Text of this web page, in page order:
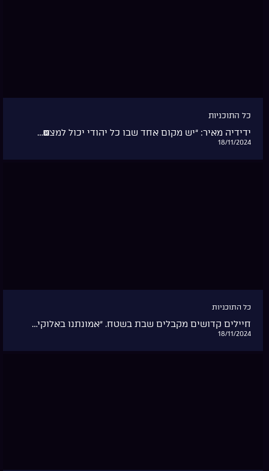
כל התוכניות
“במקום הזה הלבבות נפתחים וגם שערי השמיים”&#82…
18/11/2024
כל התוכניות
“וכל העם רואים את הקולות ואת הלפידים ואת ההר עש…
07/11/2024